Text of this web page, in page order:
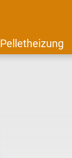
Pelletheizung